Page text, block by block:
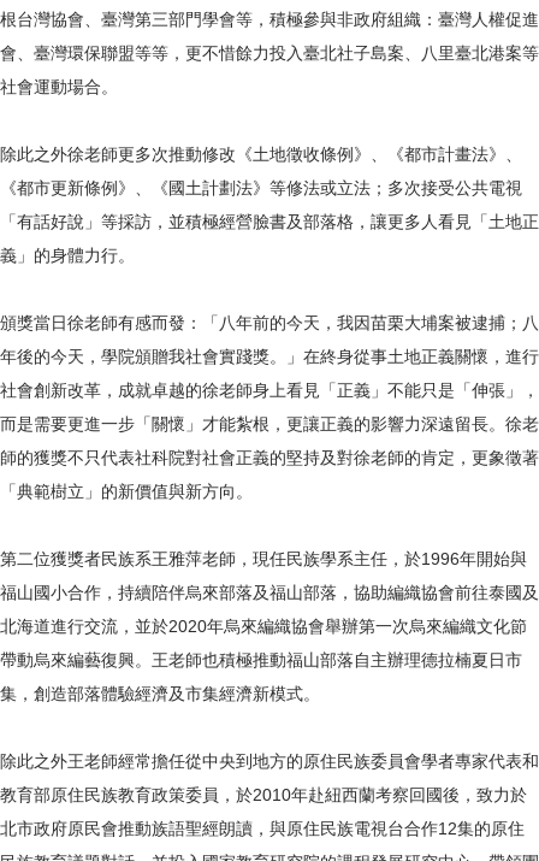
根台灣協會、臺灣第三部門學會等，積極參與非政府組織：臺灣人權促進
會、臺灣環保聯盟等等，更不惜餘力投入臺北社子島案、八里臺北港案等
社會運動場合。
除此之外徐老師更多次推動修改《土地徵收條例》、《都市計畫法》、
《都市更新條例》、《國土計劃法》等修法或立法；多次接受公共電視
「有話好說」等採訪，並積極經營臉書及部落格，讓更多人看見「土地正
義」的身體力行。
頒獎當日徐老師有感而發：「八年前的今天，我因苗栗大埔案被逮捕；八
年後的今天，學院頒贈我社會實踐獎。」在終身從事土地正義關懷，進行
社會創新改革，成就卓越的徐老師身上看見「正義」不能只是「伸張」，
而是需要更進一步「關懷」才能紮根，更讓正義的影響力深遠留長。徐老
師的獲獎不只代表社科院對社會正義的堅持及對徐老師的肯定，更象徵著
「典範樹立」的新價值與新方向。
第二位獲獎者民族系王雅萍老師，現任民族學系主任，於1996年開始與
福山國小合作，持續陪伴烏來部落及福山部落，協助編織協會前往泰國及
北海道進行交流，並於2020年烏來編織協會舉辦第一次烏來編織文化節
帶動烏來編藝復興。王老師也積極推動福山部落自主辦理德拉楠夏日市
集，創造部落體驗經濟及市集經濟新模式。
除此之外王老師經常擔任從中央到地方的原住民族委員會學者專家代表和
教育部原住民族教育政策委員，於2010年赴紐西蘭考察回國後，致力於
北市政府原民會推動族語聖經朗讀，與原住民族電視台合作12集的原住